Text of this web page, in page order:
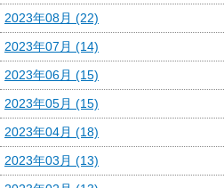
2023年08月 (22)
2023年07月 (14)
2023年06月 (15)
2023年05月 (15)
2023年04月 (18)
2023年03月 (13)